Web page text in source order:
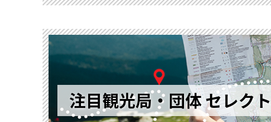
注目観光局・団体 セレクト